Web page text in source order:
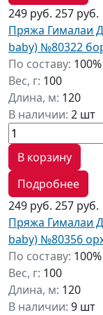
249 руб. 257 руб.
Пряжа Гималаи
baby) №80322
По составу:
Вес, г: 100
Длина, м: 120
В наличии: 2 шт
В корзину
Подробнее
249 руб. 257 руб.
Пряжа Гималаи
baby) №80356
По составу:
Вес, г: 100
Длина, м: 120
В наличии: 9 шт